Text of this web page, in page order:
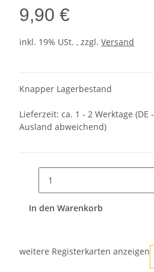
9,90 €
inkl. 19% USt. , zzgl. Versand
Knapper Lagerbestand
Lieferzeit: ca. 1 - 2 Werktage (DE -
Ausland abweichend)
In den Warenkorb
weitere Registerkarten anzeigen